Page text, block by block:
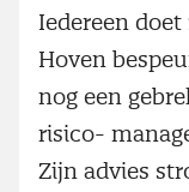
Iedereen doet
Hoven
nog een
risico-
Zijn advies